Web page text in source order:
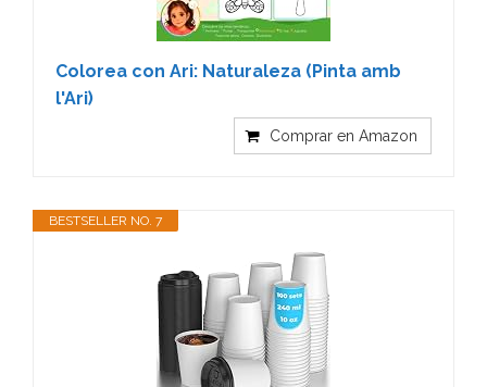
Colorea con Ari: Naturaleza (Pinta amb
l'Ari)
Comprar en Amazon
BESTSELLER NO. 7